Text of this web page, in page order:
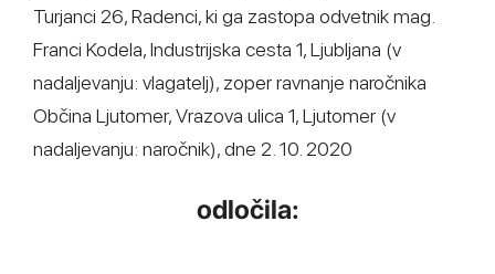
Turjanci 26, Radenci, ki ga zastopa odvetnik mag.
Franci Kodela, Industrijska cesta 1, Ljubljana (v
nadaljevanju: vlagatelj), zoper ravnanje naročnika
Občina Ljutomer, Vrazova ulica 1, Ljutomer (v
nadaljevanju: naročnik), dne 2. 10. 2020
odločila: